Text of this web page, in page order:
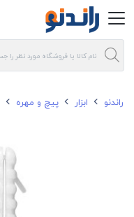
راندنو ابزار پیچ و مهره